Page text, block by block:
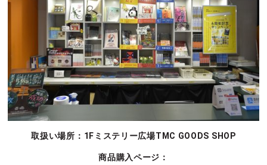
取扱い場所：1Fミステリー広場TMC GOODS SHOP
商品購入ページ：